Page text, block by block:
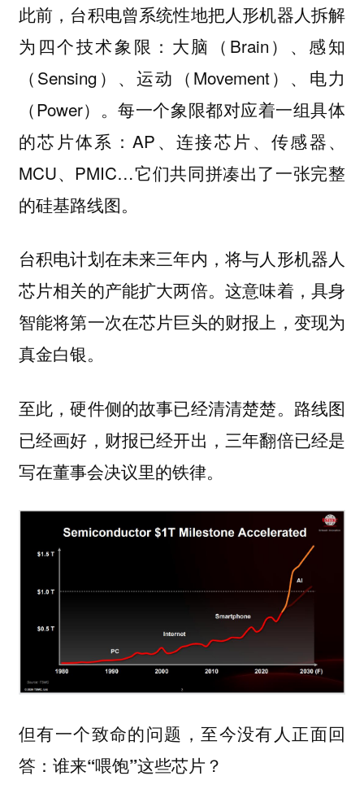
此前，台积电曾系统性地把人形机器人拆解
为四个技术象限：大脑（Brain）、感知
（Sensing）、运动（Movement）、电力
（Power）。每一个象限都对应着一组具体
的芯片体系：AP、连接芯片、传感器、
MCU、PMIC…它们共同拼凑出了一张完整
的硅基路线图。
台积电计划在未来三年内，将与人形机器人
芯片相关的产能扩大两倍。这意味着，具身
智能将第一次在芯片巨头的财报上，变现为
真金白银。
至此，硬件侧的故事已经清清楚楚。路线图
已经画好，财报已经开出，三年翻倍已经是
写在董事会决议里的铁律。
但有一个致命的问题，至今没有人正面回
答： 谁来“喂饱”这些芯片？